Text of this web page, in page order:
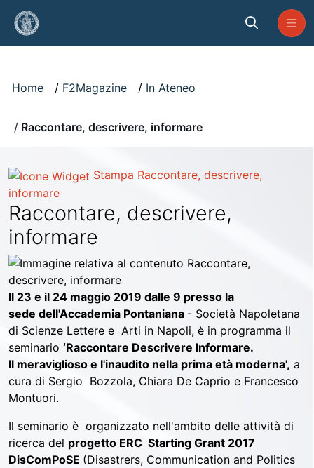
Skip to Main Content
Home F2Magazine In Ateneo
Raccontare, descrivere, informare
Stampa Raccontare, descrivere,
informare
Raccontare, descrivere,
informare
Il 23 e il 24 maggio 2019 dalle 9 presso la
sede dell'Accademia Pontaniana - Società Napoletana
di Scienze Lettere e Arti in Napoli, è in programma il
seminario ‘Raccontare Descrivere Informare.
Il meraviglioso e l'inaudito nella prima età moderna', a
cura di Sergio Bozzola, Chiara De Caprio e Francesco
Montuori.
Il seminario è organizzato nell'ambito delle attività di
ricerca del progetto ERC Starting Grant 2017
DisComPoSE (Disastrers, Communication and Politics